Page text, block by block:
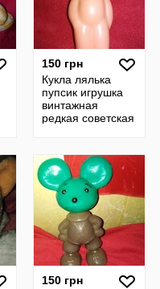
150 грн
Кукла лялька
пупсик игрушка
винтажная
редкая советская
150 грн